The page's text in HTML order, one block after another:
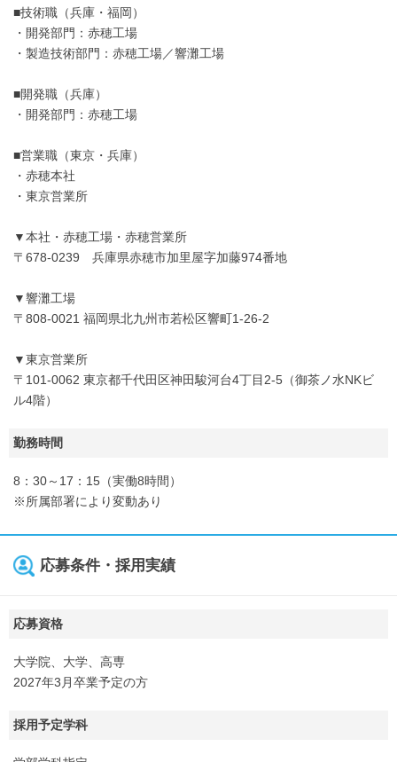
■技術職（兵庫・福岡）
・開発部門：赤穂工場
・製造技術部門：赤穂工場／響灘工場
■開発職（兵庫）
・開発部門：赤穂工場
■営業職（東京・兵庫）
・赤穂本社
・東京営業所
▼本社・赤穂工場・赤穂営業所
〒678-0239 兵庫県赤穂市加里屋字加藤974番地
▼響灘工場
〒808-0021 福岡県北九州市若松区響町1-26-2
▼東京営業所
〒101-0062 東京都千代田区神田駿河台4丁目2-5（御茶ノ水NKビ
ル4階）
勤務時間
8：30～17：15（実働8時間）
※所属部署により変動あり
応募条件・採用実績
応募資格
大学院、大学、高専
2027年3月卒業予定の方
採用予定学科